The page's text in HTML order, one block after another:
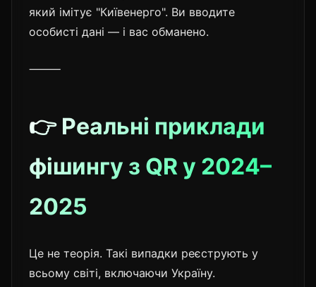
який імітує "Київенерго". Ви вводите
особисті дані — і вас обманено.
⸻
👉 Реальні приклади
фішингу з QR у 2024–
2025
Це не теорія. Такі випадки реєструють у
всьому світі, включаючи Україну.